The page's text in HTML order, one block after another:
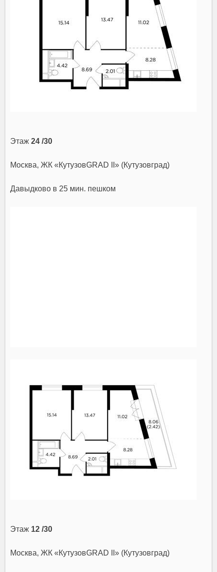
Этаж24 /30
Москва, ЖК «КутузовGRAD II» (Кутузовград)
Давыдково в 25 мин. пешком
Этаж 12 /30
Москва, ЖК «КутузовGRAD II» (Кутузовград)